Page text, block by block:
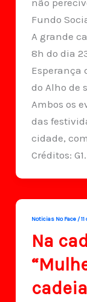
Fundo
A grande
8h do dia
Esperança
do Alho de
Ambos os
das
cidade,
Créditos: G1.
Noticias No Face /
Na